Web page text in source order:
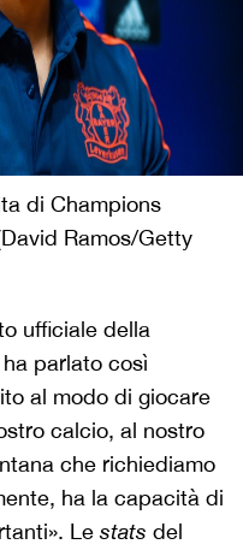
di Champions
Ramos/Getty
ufficiale della
parlato così
al modo di giocare
calcio, al nostro
che richiediamo
ha la capacità di
Le stats del